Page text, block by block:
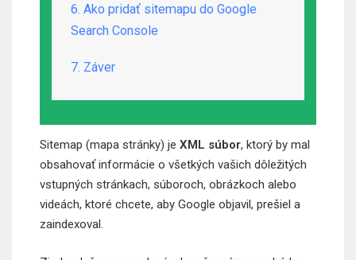
6. Ako pridať sitemapu do Google
Search Console
7. Záver
Sitemap (mapa stránky) je XML súbor, ktorý by mal
obsahovať informácie o všetkých vašich dôležitých
vstupných stránkach, súboroch, obrázkoch alebo
videách, ktoré chcete, aby Google objavil, prešiel a
zaindexoval.